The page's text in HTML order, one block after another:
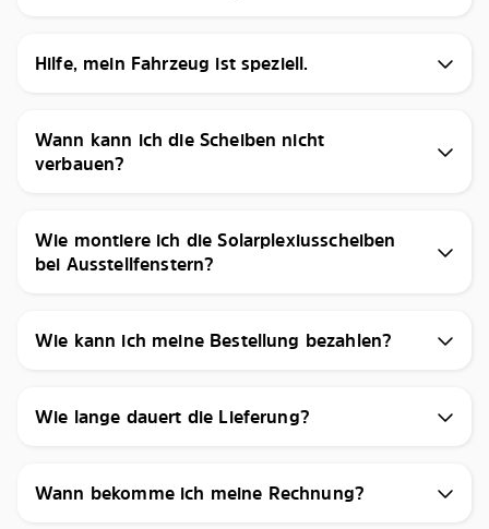
Hilfe, mein Fahrzeug ist speziell.
Wann kann ich die Scheiben nicht
verbauen?
Wie montiere ich die Solarplexiusscheiben
bei Ausstellfenstern?
Wie kann ich meine Bestellung bezahlen?
Wie lange dauert die Lieferung?
Wann bekomme ich meine Rechnung?